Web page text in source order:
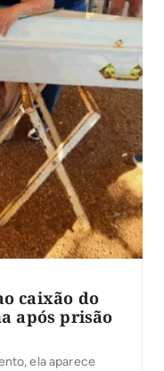
caixão do
após prisão
ela aparece